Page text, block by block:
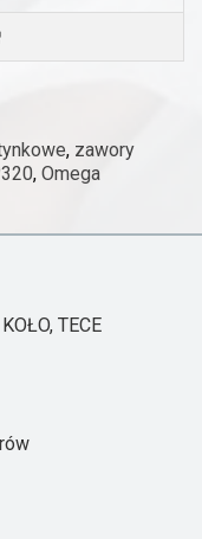
, zawory
, Omega
TECE